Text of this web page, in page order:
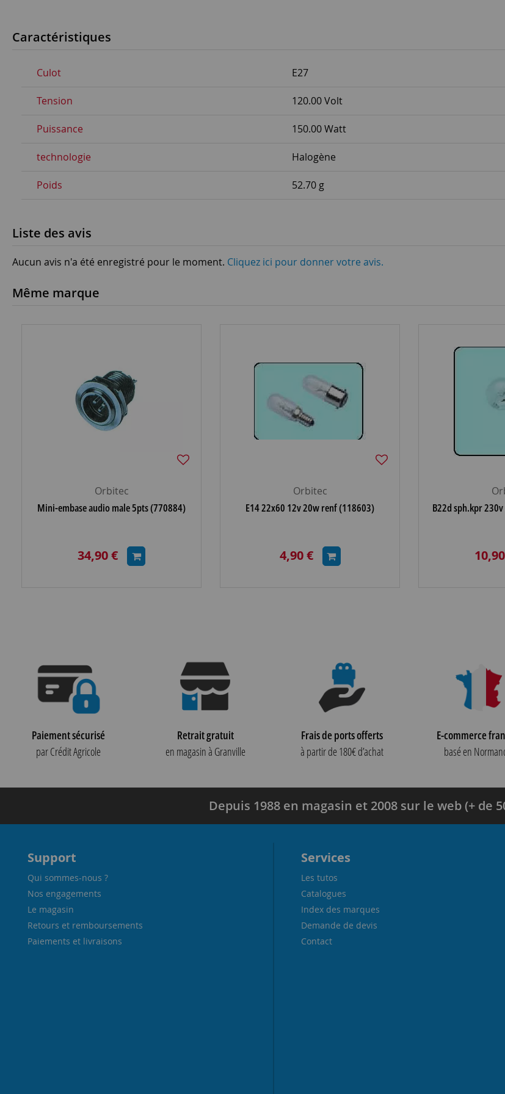
Caractéristiques
Culot E27
Tension 120.00 Volt
Puissance 150.00 Watt
technologie Halogène
Poids 52.70 g
Liste des avis
Aucun avis n'a été enregistré pour le moment. Cliquez ici pour donner votre avis.
Même marque
Orbitec
Mini-embase audio male 5pts (770884)
34,90 €
Orbitec
E14 22x60 12v 20w renf (118603)
4,90 €
B22d sph.kpr
Paiement sécurisé
par Crédit Agricole
Retrait gratuit
en magasin à Granville
Frais de ports offerts
à partir de 180€ d’achat
E-commerce
basé en
Depuis 1988 en magasin et 2008 sur le web (+ de
Support
Qui sommes-nous ?
Nos engagements
Le magasin
Retours et remboursements
Paiements et livraisons
Services
Les tutos
Catalogues
Index des marques
Demande de devis
Contact